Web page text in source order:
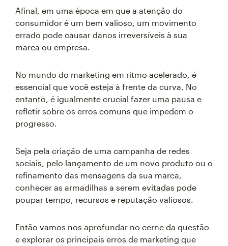
Afinal, em uma época em que a atenção do
consumidor é um bem valioso, um movimento
errado pode causar danos irreversíveis à sua
marca ou empresa.
No mundo do marketing em ritmo acelerado, é
essencial que você esteja à frente da curva. No
entanto, é igualmente crucial fazer uma pausa e
refletir sobre os erros comuns que impedem o
progresso.
Seja pela criação de uma campanha de redes
sociais, pelo lançamento de um novo produto ou o
refinamento das mensagens da sua marca,
conhecer as armadilhas a serem evitadas pode
poupar tempo, recursos e reputação valiosos.
Então vamos nos aprofundar no cerne da questão
e explorar os principais erros de marketing que